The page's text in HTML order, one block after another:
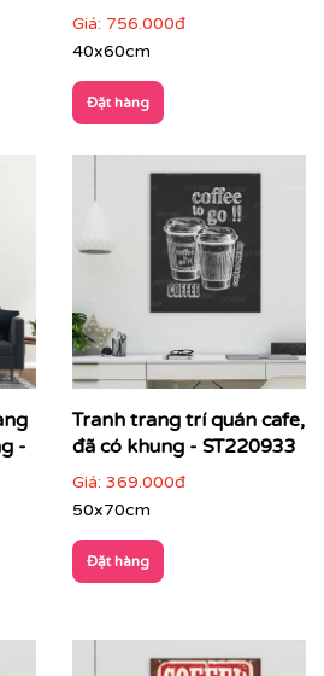
tranh cho khách hàng
chủ đề
yêu cầu
nhiều kích thước
vào đâyđể gặp nhân viên tư
1985
để nhân viên tư vấn gửi
khách.
mẫu
Giá: 756.000đ
40x60cm
Đặt hàng
-
Tranh trang trí quán cafe,
đã có khung - ST220933
Giá: 369.000đ
50x70cm
Đặt hàng